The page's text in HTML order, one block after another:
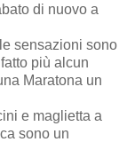
di nuovo a
sensazioni sono
più alcun
Maratona un
e maglietta a
sono un